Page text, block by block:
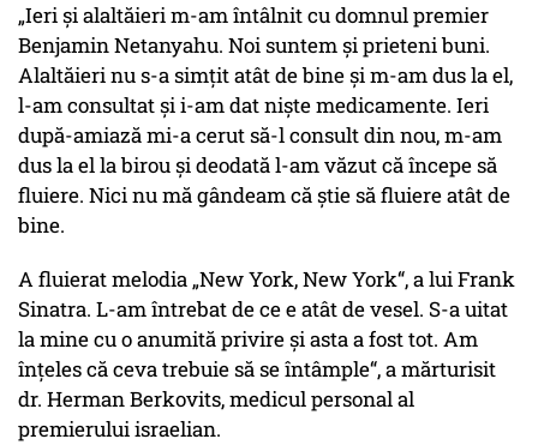
„Ieri și alaltăieri m-am întâlnit cu domnul premier
Benjamin Netanyahu. Noi suntem și prieteni buni.
Alaltăieri nu s-a simțit atât de bine și m-am dus la el,
l-am consultat și i-am dat niște medicamente. Ieri
după-amiază mi-a cerut să-l consult din nou, m-am
dus la el la birou și deodată l-am văzut că începe să
fluiere. Nici nu mă gândeam că știe să fluiere atât de
bine.
A fluierat melodia „New York, New York“, a lui Frank
Sinatra. L-am întrebat de ce e atât de vesel. S-a uitat
la mine cu o anumită privire și asta a fost tot. Am
înțeles că ceva trebuie să se întâmple“, a mărturisit
dr. Herman Berkovits, medicul personal al
premierului israelian.